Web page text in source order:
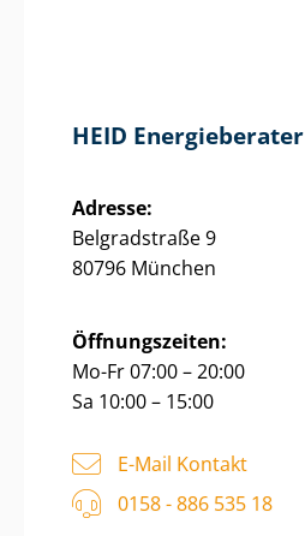
HEID
Adresse:
Belgradstraße 9
80796 München
Öffnungszeiten:
Mo-Fr 07:00 – 20:00
Sa 10:00 – 15:00
E-Mail Kontakt
0158 - 886 535 18